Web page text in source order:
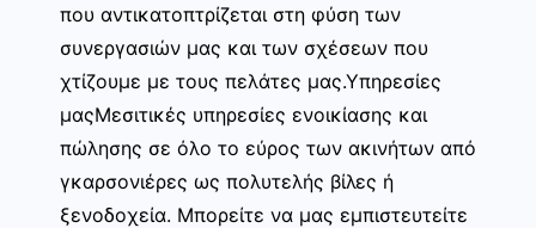
που αντικατοπτρίζεται στη φύση των
συνεργασιών μας και των σχέσεων που
χτίζουμε με τους πελάτες μας.Υπηρεσίες
μαςΜεσιτικές υπηρεσίες ενοικίασης και
πώλησης σε όλο το εύρος των ακινήτων από
γκαρσονιέρες ως πολυτελής βίλες ή
ξενοδοχεία. Μπορείτε να μας εμπιστευτείτε